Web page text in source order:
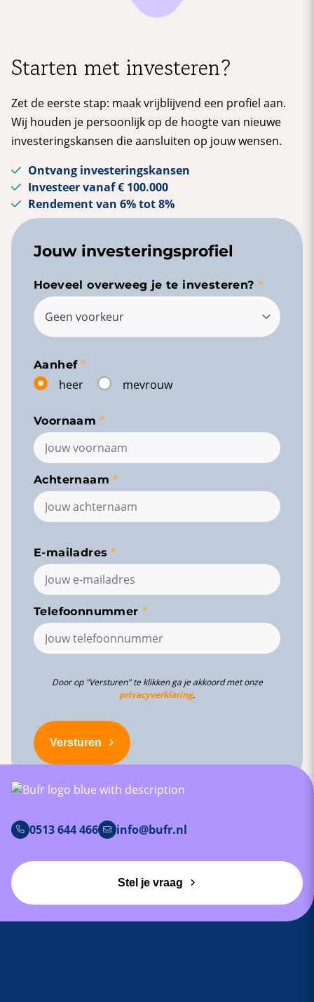
Starten met investeren?
Zet de eerste stap: maak vrijblijvend een profiel aan.
Wij houden je persoonlijk op de hoogte van nieuwe
investeringskansen die aansluiten op jouw wensen.
Ontvang investeringskansen
Investeer vanaf € 100.000
Rendement van 6% tot 8%
Jouw investeringsprofiel
Hoeveel overweeg je te investeren?
Aanhef
heer mevrouw
Voornaam
Achternaam
E-mailadres
Telefoonnummer
Door op "Versturen" te klikken ga je akkoord met onze
privacyverklaring.
Versturen
0513 644 466 info@bufr.nl
Stel je vraag